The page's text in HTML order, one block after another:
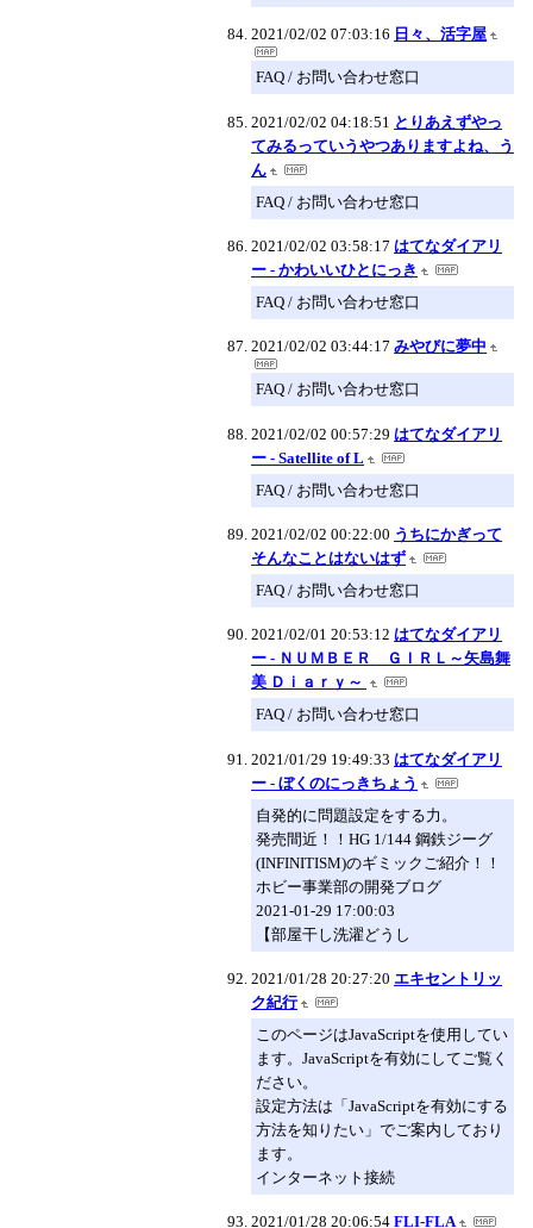
2021/02/02 07:03:16 日々、活字屋
FAQ / お問い合わせ窓口
2021/02/02 04:18:51 とりあえずやっ
てみるっていうやつありますよね、う
ん
FAQ / お問い合わせ窓口
2021/02/02 03:58:17 はてなダイアリ
ー - かわいいひとにっき
FAQ / お問い合わせ窓口
2021/02/02 03:44:17 みやびに夢中
FAQ / お問い合わせ窓口
2021/02/02 00:57:29 はてなダイアリ
ー - Satellite of L
FAQ / お問い合わせ窓口
2021/02/02 00:22:00 うちにかぎって
そんなことはないはず
FAQ / お問い合わせ窓口
2021/02/01 20:53:12 はてなダイアリ
ー - ＮＵＭＢＥＲ ＧＩＲＬ～矢島舞
美 Ｄｉａｒｙ～
FAQ / お問い合わせ窓口
2021/01/29 19:49:33 はてなダイアリ
ー - ぼくのにっきちょう
自発的に問題設定をする力。
発売間近！！HG 1/144 鋼鉄ジーグ
(INFINITISM)のギミックご紹介！！
ホビー事業部の開発ブログ
2021-01-29 17:00:03
【部屋干し洗濯どうし
2021/01/28 20:27:20 エキセントリッ
ク紀行
このページはJavaScriptを使用してい
ます。JavaScriptを有効にしてご覧く
ださい。
設定方法は「JavaScriptを有効にする
方法を知りたい」でご案内しており
ます。
インターネット接続
2021/01/28 20:06:54 FLI-FLA